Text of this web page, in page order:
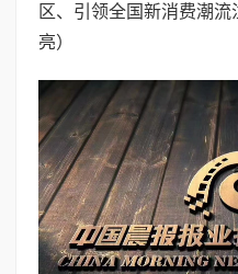
区、引领全国新消费潮流
亮）